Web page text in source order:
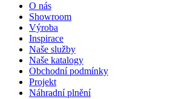
O nás
Showroom
Výroba
Inspirace
Naše služby
Naše katalogy
Obchodní podmínky
Projekt
Náhradní plnění